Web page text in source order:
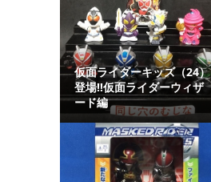
仮面ライダーキッズ（24）
登場‼︎仮面ライダーウィザ
ード編